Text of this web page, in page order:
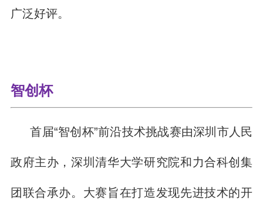
广泛好评。
智创杯
首届“智创杯”前沿技术挑战赛由深圳市人民
政府主办，深圳清华大学研究院和力合科创集
团联合承办。大赛旨在打造发现先进技术的开